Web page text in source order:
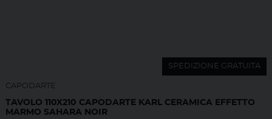
SPEDIZIONE GRATUITA
CAPODARTE
TAVOLO 110X210 CAPODARTE KARL CERAMICA EFFETTO
MARMO SAHARA NOIR